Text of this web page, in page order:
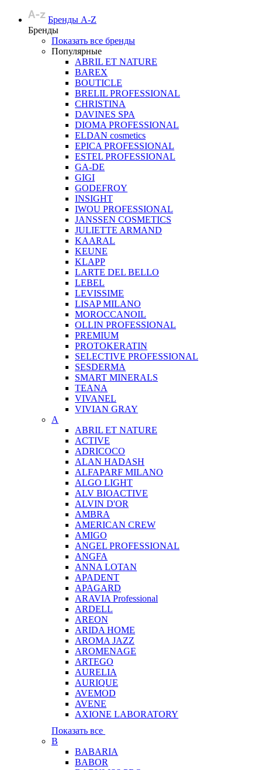
Бренды A-Z
Бренды
Показать все бренды
Популярные
ABRIL ET NATURE
BAREX
BOUTICLE
BRELIL PROFESSIONAL
CHRISTINA
DAVINES SPA
DIOMA PROFESSIONAL
ELDAN cosmetics
EPICA PROFESSIONAL
ESTEL PROFESSIONAL
GA-DE
GIGI
GODEFROY
INSIGHT
IWOU PROFESSIONAL
JANSSEN COSMETICS
JULIETTE ARMAND
KAARAL
KEUNE
KLAPP
LARTE DEL BELLO
LEBEL
LEVISSIME
LISAP MILANO
MOROCCANOIL
OLLIN PROFESSIONAL
PREMIUM
PROTOKERATIN
SELECTIVE PROFESSIONAL
SESDERMA
SMART MINERALS
TEANA
VIVANEL
VIVIAN GRAY
A
ABRIL ET NATURE
ACTIVE
ADRICOCO
ALAN HADASH
ALFAPARF MILANO
ALGO LIGHT
ALV BIOACTIVE
ALVIN D'OR
AMBRA
AMERICAN CREW
AMIGO
ANGEL PROFESSIONAL
ANGFA
ANNA LOTAN
APADENT
APAGARD
ARAVIA Professional
ARDELL
AREON
ARIDA HOME
AROMA JAZZ
AROMENAGE
ARTEGO
AURELIA
AURIQUE
AVEMOD
AVENE
AXIONE LABORATORY
Показать все
B
BABARIA
BABOR